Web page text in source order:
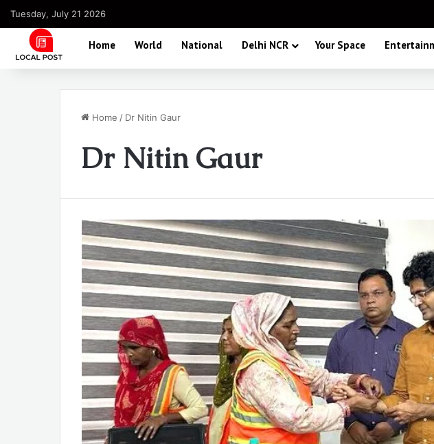
Tuesday, July 21 2026
Home World National Delhi NCR Your Space
Home / Dr Nitin Gaur
Dr Nitin Gaur